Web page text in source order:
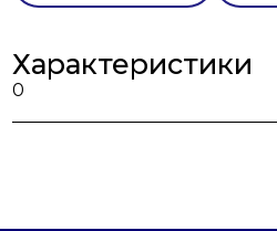
Характеристики
0